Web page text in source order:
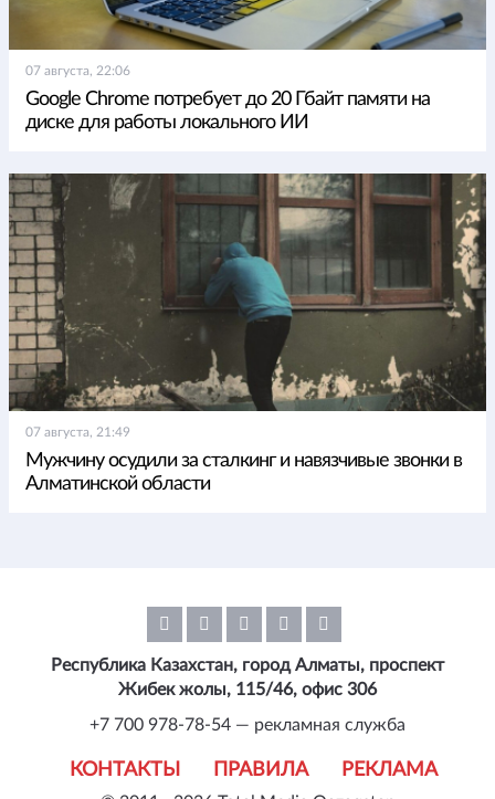
07 августа, 22:06
Google Chrome потребует до 20 Гбайт памяти на
диске для работы локального ИИ
07 августа, 21:49
Мужчину осудили за сталкинг и навязчивые звонки в
Алматинской области
КОНТАКТЫ ПРАВИЛА РЕКЛАМА
Республика Казахстан, город Алматы, проспект
Жибек жолы, 115/46, офис 306
+7 700 978-78-54 — рекламная служба